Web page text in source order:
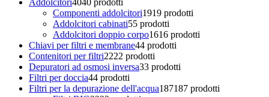
Addolcitori4040 prodotti
Componenti addolcitori1919 prodotti
Addolcitori cabinati55 prodotti
Addolcitori doppio corpo1616 prodotti
Chiavi per filtri e membrane44 prodotti
Contenitori per filtri2222 prodotti
Depuratori ad osmosi inversa33 prodotti
Filtri per doccia44 prodotti
Filtri per la depurazione dell'acqua187187 prodotti